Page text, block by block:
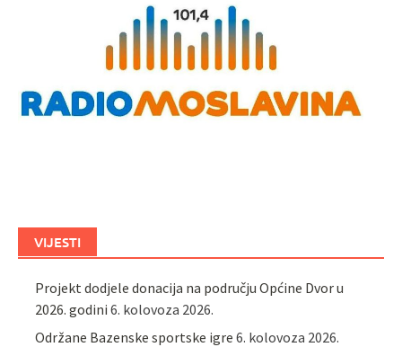
VIJESTI
Projekt dodjele donacija na području Općine Dvor u
2026. godini 6. kolovoza 2026.
Održane Bazenske sportske igre 6. kolovoza 2026.